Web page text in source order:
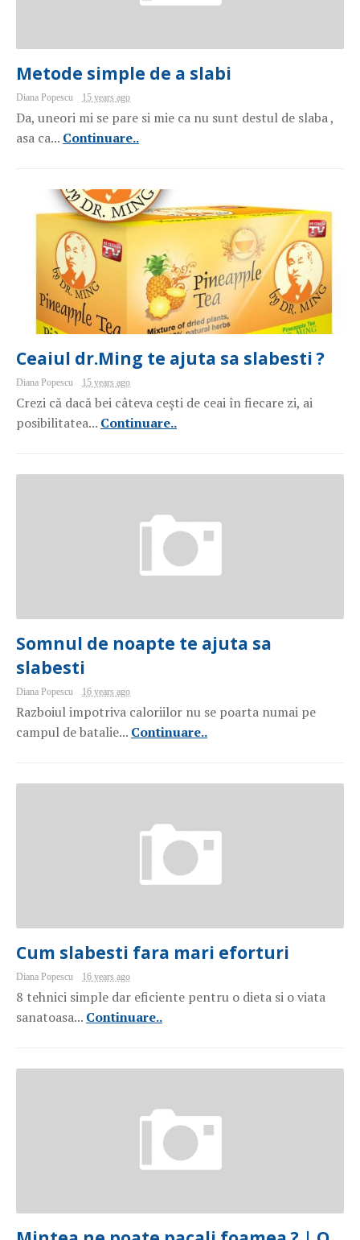
Metode simple de a slabi
Diana Popescu 15 years ago
Da, uneori mi se pare si mie ca nu sunt destul de slaba ,
asa ca... Continuare..
Ceaiul dr.Ming te ajuta sa slabesti ?
Diana Popescu 15 years ago
Crezi că dacă bei câteva ceşti de ceai în fiecare zi, ai
posibilitatea... Continuare..
Somnul de noapte te ajuta sa
slabesti
Diana Popescu 16 years ago
Razboiul impotriva caloriilor nu se poarta numai pe
campul de batalie... Continuare..
Cum slabesti fara mari eforturi
Diana Popescu 16 years ago
8 tehnici simple dar eficiente pentru o dieta si o viata
sanatoasa... Continuare..